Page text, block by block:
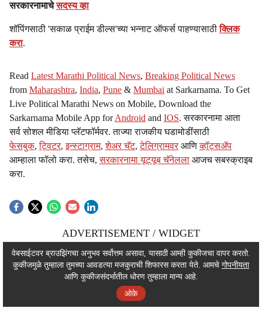
सरकारनामाचेसदस्य व्हा
शॉपिंगसाठी 'सकाळ प्राईम डील्स'च्या भन्नाट ऑफर्स पाहण्यासाठीक्लिक
करा.
Read Latest Marathi Political News, Breaking Political News
from Maharashtra, India, Pune & Mumbai at Sarkarnama. To Get
Live Political Marathi News on Mobile, Download the
Sarkarnama Mobile App forAndroid and IOS. सरकारनामा आता
सर्व सोशल मीडिया प्लॅटफॉर्मवर. ताज्या राजकीय घडामोडींसाठी
फेसबुक,ट्विटर,इन्स्टाग्राम,शेअर चॅट,टेलिग्रामवर आणिव्हॉट्सॲप
आम्हाला फॉलो करा. तसेच,सरकारनामा यूट्यूब चॅनेलला आजच सबस्क्राइब
करा.
ADVERTISEMENT / WIDGET
ADVERTISEMENT / WIDGET
ADVERTISEMENT / WIDGET
वेबसाईटवर ब्राउझिंगचा अनुभव सर्वोत्तम असावा, यासाठी आम्ही कुकीजचा वापर करतो.
कुकीजमुळे तुम्हाला तुमच्या आवडत्या मजकुराची शिफारस करता येते. आमचे गोपनीयता
आणि कुकीजसंदर्भातील धोरण तुम्हाला मान्य आहे.
ओके